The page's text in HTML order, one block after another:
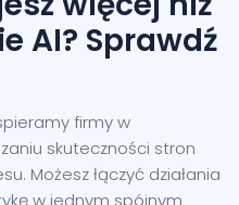
AI? Sprawdź
firmy w
skuteczności stron
Możesz łączyć działania
w jednym spójnym